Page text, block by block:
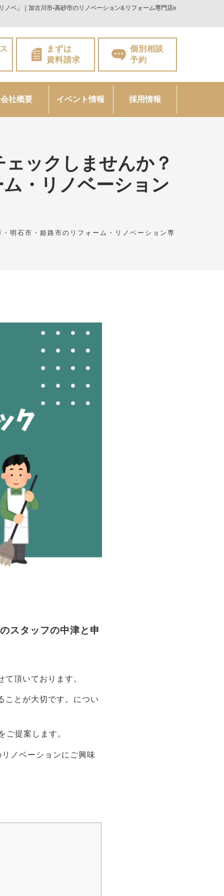
ベ」｜加古川市•高砂市のリノベーション&リフォーム専門店e
まずは
資料請求
個別相談
予約
会社概要 イベント情報 採用情報
ックしませんか？
・リノベーション
明石市・姫路市のリフォーム・リノベーション専
のスタッフの中津と申
頂いております。
ことが大切です。につい
ご提案します。
ノベーションにご興味